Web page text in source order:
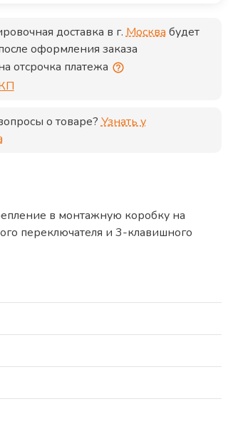
доставка в г.Москва будет
оформления заказа
отсрочка платежа
о товаре? Узнать у
в монтажную коробку на
переключателя и 3-клавишного